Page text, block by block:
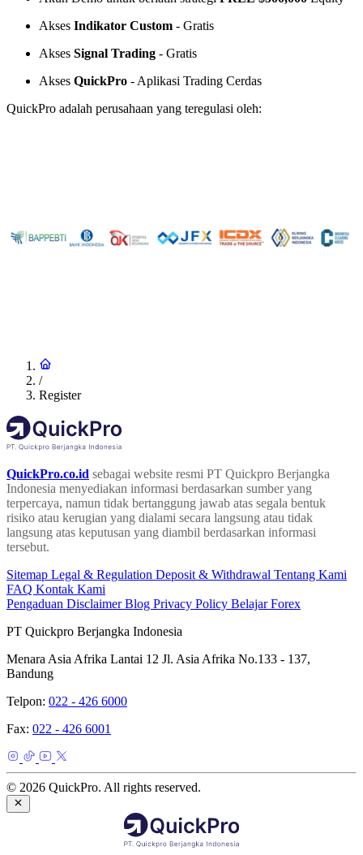
Akses Indikator Custom - Gratis
Akses Signal Trading - Gratis
Akses QuickPro - Aplikasi Trading Cerdas
QuickPro adalah perusahaan yang teregulasi oleh:
/
Register
QuickPro.co.id sebagai website resmi PT Quickpro Berjangka
Indonesia menyediakan informasi berdasarkan sumber yang
terpercaya, namun tidak bertanggung jawab atas segala bentuk
risiko atau kerugian yang dialami secara langsung atau tidak
langsung atas keputusan yang diambil berdasarkan informasi
tersebut.
Sitemap Legal & Regulation Deposit & Withdrawal Tentang Kami
FAQ Kontak Kami
Pengaduan DisclaimerBlog Privacy Policy Belajar Forex
PT Quickpro Berjangka Indonesia
Menara Asia Afrika Lantai 12 Jl. Asia Afrika No.133 - 137,
Bandung
Telpon: 022 - 426 6000
Fax: 022 - 426 6001
© 2026 QuickPro. All rights reserved.